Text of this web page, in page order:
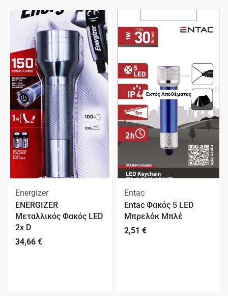
Energizer
ENERGIZER
Μεταλλικός Φακός LED
2x D
34,66 €
Εκτός Αποθέματος
Entac
Entac Φακός 5 LED
Μπρελόκ Μπλέ
2,51 €